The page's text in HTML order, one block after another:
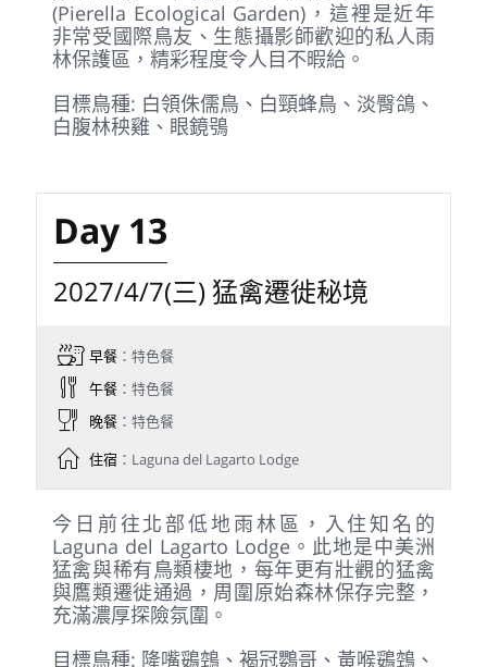
Day 12
2027/4/6(二) Cope’s 私人保護區
：特色餐
晚餐
：特色餐
住宿 ：La Quinta de Sarapiquí
上午造訪當地知名自然藝術家 Cope 的私人
保護區，透過精心設置的果實與花蜜餵食點
及天然棲木，近距離觀察各種鳥類，如橙嘴
金肩雀、白尾梢鐮嘴蜂鳥、大白鷺、小藍
紋虎斑鷺、綠鹮、疣鼻棲鴨、侏綠魚狗。周
邊森林，亦有機會尋找蝠隼、眼鏡鴞、大林
鴟和冠鴞。午後前往皮耶瑞亞生態花園
(Pierella Ecological Garden)，這裡是近年
非常受國際鳥友、生態攝影師歡迎的私人雨
林保護區，精彩程度令人目不暇給。
目標鳥種: 白領侏儒鳥、白頸蜂鳥、淡臀鴿、
白腹林秧雞、眼鏡鴞